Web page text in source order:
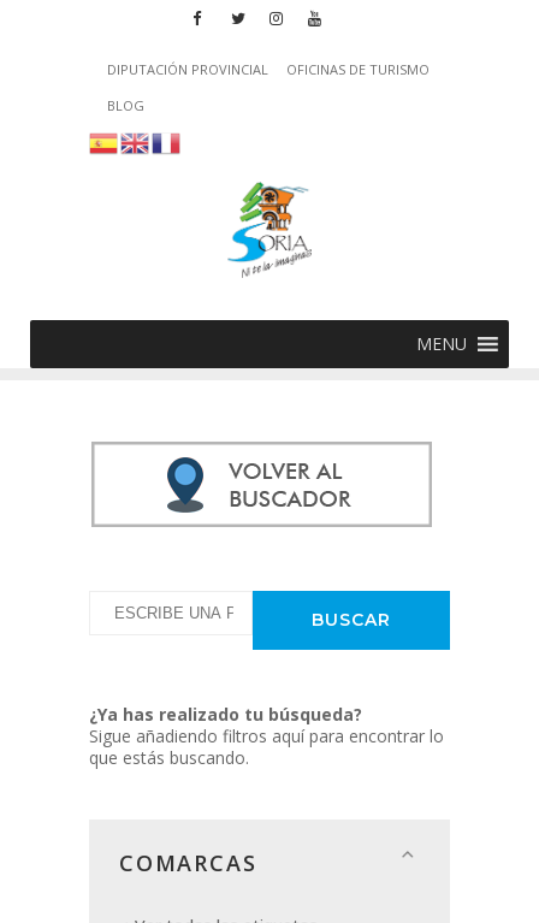
DIPUTACIÓN PROVINCIAL
OFICINAS DE TURISMO
BLOG
MENU
¿Ya has realizado tu búsqueda?
Sigue añadiendo filtros aquí para encontrar lo
que estás buscando.
COMARCAS